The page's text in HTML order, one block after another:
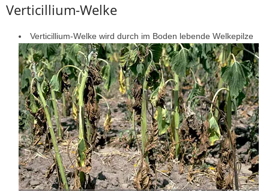
Verticillium-Welke
Verticillium-Welke wird durch im Boden lebende Welkepilze